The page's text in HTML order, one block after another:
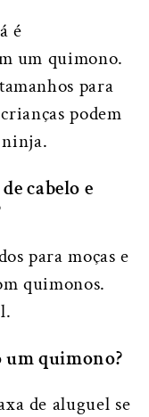
é
um quimono.
para
podem
ninja.
cabelo e
para moças e
quimonos.
um quimono?
de aluguel se